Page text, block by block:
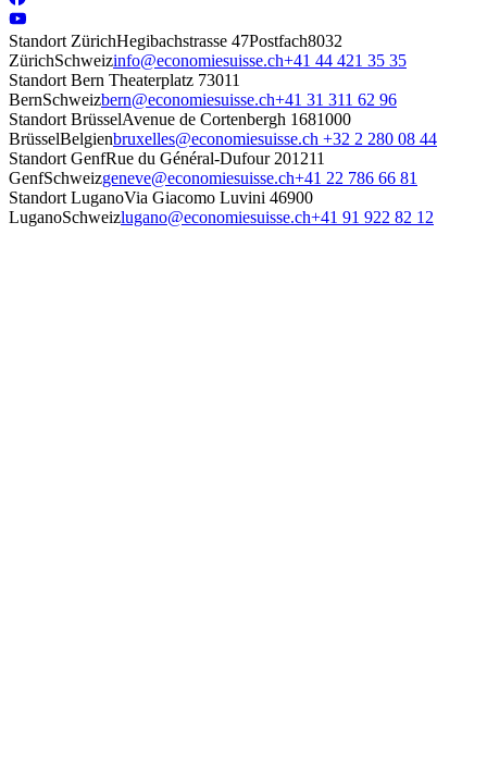
Standort ZürichHegibachstrasse 47Postfach8032
ZürichSchweizinfo@economiesuisse.ch+41 44 421 35 35
Standort Bern Theaterplatz 73011
BernSchweizbern@economiesuisse.ch+41 31 311 62 96
Standort BrüsselAvenue de Cortenbergh 1681000
BrüsselBelgienbruxelles@economiesuisse.ch +32 2 280 08 44
Standort GenfRue du Général-Dufour 201211
GenfSchweizgeneve@economiesuisse.ch+41 22 786 66 81
Standort LuganoVia Giacomo Luvini 46900
LuganoSchweizlugano@economiesuisse.ch+41 91 922 82 12